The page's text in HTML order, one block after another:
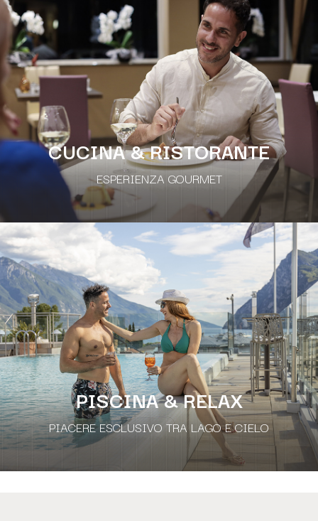
CUCINA & RISTORANTE
ESPERIENZA GOURMET
PISCINA & RELAX
PIACERE ESCLUSIVO TRA LAGO E CIELO